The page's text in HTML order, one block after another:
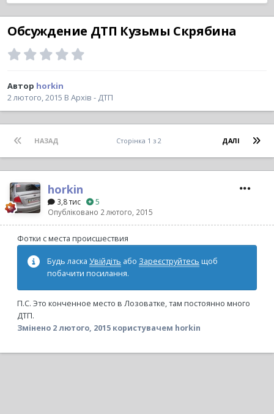
Обсуждение ДТП Кузьмы Скрябина
Автор horkin
2 лютого, 2015 В Архів - ДТП
НАЗАД ДАЛІ
Сторінка 1 з 2
horkin
3,8 тис
5
Опубліковано 2 лютого, 2015
Фотки с места происшествия
Будь ласка Увійдіть або Зареєструйтесь щоб
побачити посилання.
П.С. Это конченное место в Лозоватке, там постоянно много
ДТП.
Змінено 2 лютого, 2015 користувачем horkin